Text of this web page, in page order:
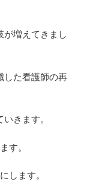
が増えてきまし
した看護師の再
きます。
す。
します。